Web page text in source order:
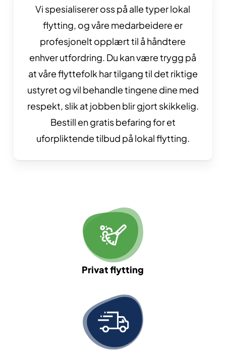
Vi spesialiserer oss på alle typer lokal
flytting, og våre medarbeidere er
profesjonelt opplært til å håndtere
enhver utfordring. Du kan være trygg på
at våre flyttefolk har tilgang til det riktige
ustyret og vil behandle tingene dine med
respekt, slik at jobben blir gjort skikkelig.
Bestill en gratis befaring for et
uforpliktende tilbud på lokal flytting.
Privat flytting